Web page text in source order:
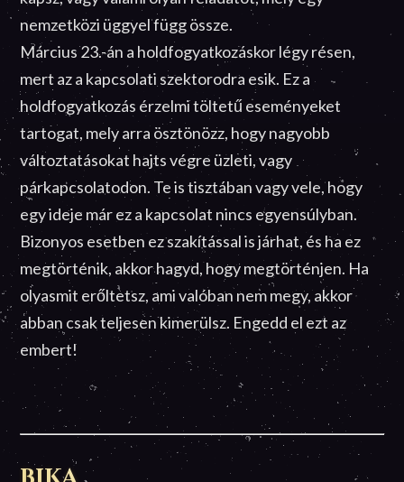
nemzetközi üggyel függ össze.
Március 23.-án a holdfogyatkozáskor légy résen,
mert az a kapcsolati szektorodra esik. Ez a
holdfogyatkozás érzelmi töltetű eseményeket
tartogat, mely arra ösztönözz, hogy nagyobb
változtatásokat hajts végre üzleti, vagy
párkapcsolatodon. Te is tisztában vagy vele, hogy
egy ideje már ez a kapcsolat nincs egyensúlyban.
Bizonyos esetben ez szakítással is járhat, és ha ez
megtörténik, akkor hagyd, hogy megtörténjen. Ha
olyasmit erőltetsz, ami valóban nem megy, akkor
abban csak teljesen kimerülsz. Engedd el ezt az
embert!